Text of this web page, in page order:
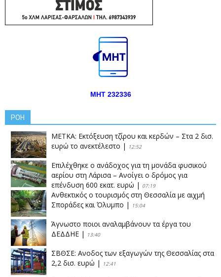
ΜΗΤ 232336
ΡΟΗ
ΜΕΤΚΑ: Εκτόξευση τζίρου και κερδών – Στα 2 δισ.
ευρώ το ανεκτέλεστο | 12:52
Επιλέχθηκε ο ανάδοχος για τη μονάδα φυσικού
αερίου στη Λάρισα – Ανοίγει ο δρόμος για
επένδυση 600 εκατ. ευρώ | 07:19
Ανθεκτικός ο τουρισμός στη Θεσσαλία με αιχμή
Σποράδες και Όλυμπο | 15:04
Άγνωστο ποιοι αναλαμβάνουν τα έργα του
ΔΕΔΔΗΕ | 13:40
ΣΒΘΣΕ: Aνοδος των εξαγωγών της Θεσσαλίας στα
2,2 δισ. ευρώ | 12:41